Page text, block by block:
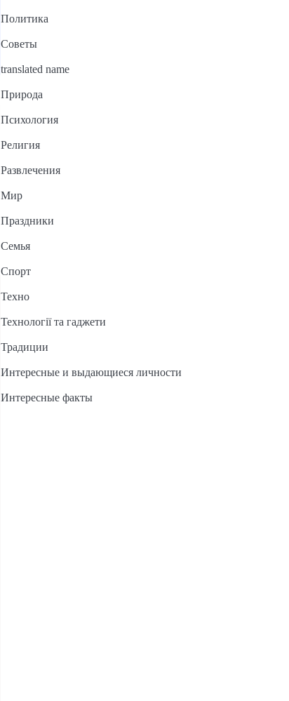
Политика
Советы
translated name
Природа
Психология
Религия
Развлечения
Мир
Праздники
Семья
Спорт
Техно
Технології та гаджети
Традиции
Интересные и выдающиеся личности
Интересные факты